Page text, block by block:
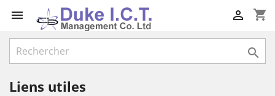
 shopping_cart


Liens utiles